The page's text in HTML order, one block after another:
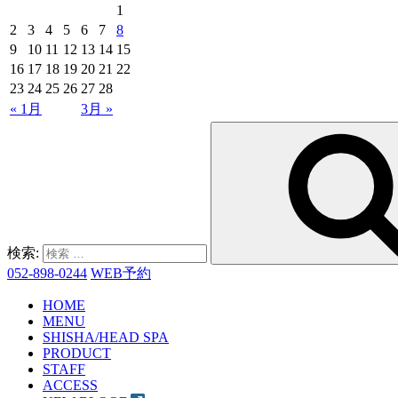
« 1月 3月 »
1
2
3 4 5 6 7
8
9
10 11 12 13 14 15
16 17 18 19 20 21 22
23 24 25 26 27 28
検索:
052-898-0244 WEB予約
HOME
MENU
SHISHA/HEAD SPA
PRODUCT
STAFF
ACCESS